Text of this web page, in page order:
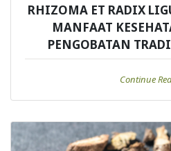
RHIZOMA ET RADIX
MANFAAT
PENGOBATAN
Continue